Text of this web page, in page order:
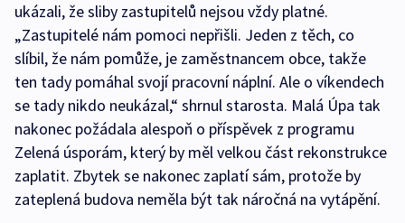
ukázali, že sliby zastupitelů nejsou vždy platné.
„Zastupitelé nám pomoci nepřišli. Jeden z těch, co
slíbil, že nám pomůže, je zaměstnancem obce, takže
ten tady pomáhal svojí pracovní náplní. Ale o víkendech
se tady nikdo neukázal,“ shrnul starosta. Malá Úpa tak
nakonec požádala alespoň o příspěvek z programu
Zelená úsporám, který by měl velkou část rekonstrukce
zaplatit. Zbytek se nakonec zaplatí sám, protože by
zateplená budova neměla být tak náročná na vytápění.